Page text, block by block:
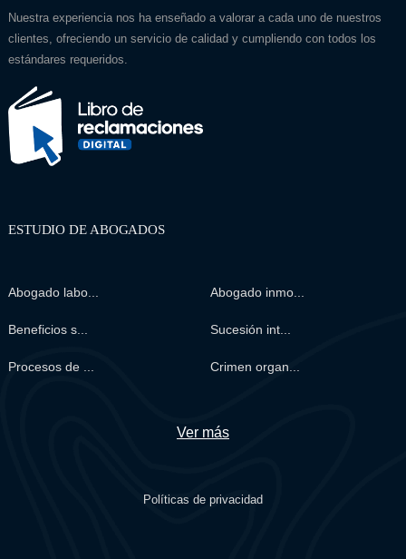
Nuestra experiencia nos ha enseñado a valorar a cada uno de nuestros
clientes, ofreciendo un servicio de calidad y cumpliendo con todos los
estándares requeridos.
ESTUDIO DE ABOGADOS
Abogado labo... Abogado inmo...
Beneficios s... Sucesión int...
Procesos de ... Crimen organ...
Ver más
Políticas de privacidad